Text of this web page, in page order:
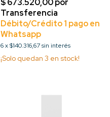
6x$140.316,67sin interés
¡Solo quedan 3 en stock!